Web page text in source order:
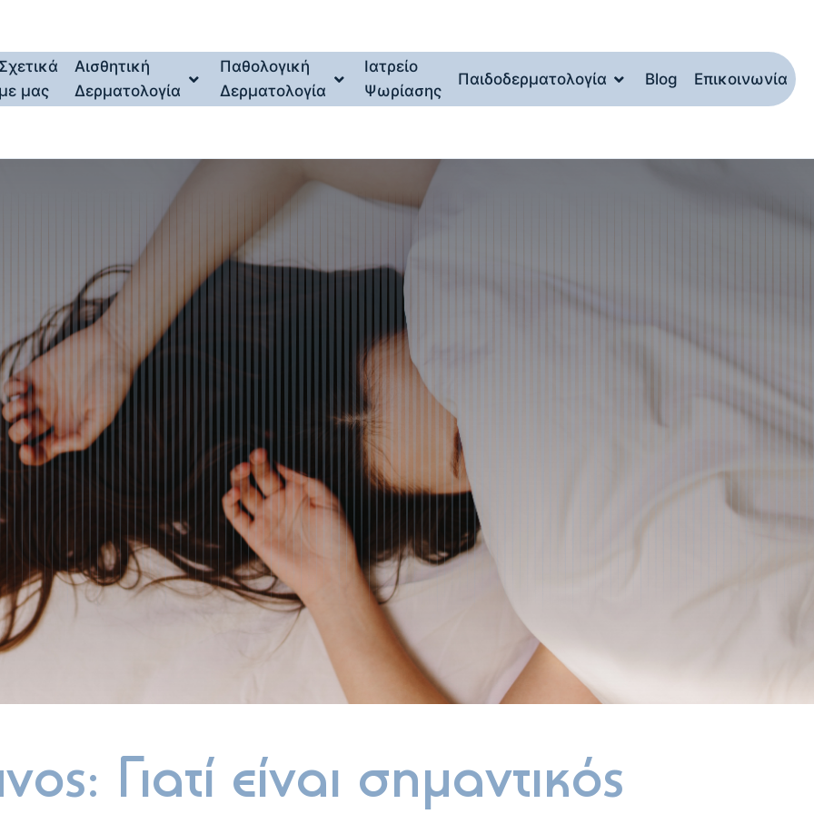
μας
Αισθητική
Δερματολογία
Παθολογική
Δερματολογία
Ιατρείο
Ψωρίασης
Παιδοδερματολογία Blog Επικοινωνία
Γιατί είναι σημαντικός